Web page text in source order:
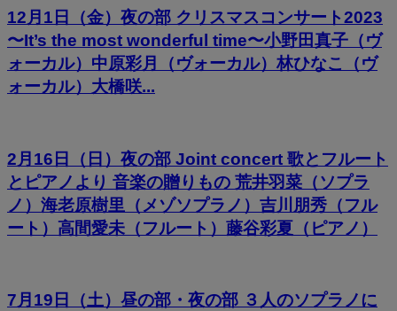
12月1日（金）夜の部 クリスマスコンサート2023
〜It’s the most wonderful time〜小野田真子（ヴ
ォーカル）中原彩月（ヴォーカル）林ひなこ（ヴ
ォーカル）大橋咲...
2月16日（日）夜の部 Joint concert 歌とフルート
とピアノより 音楽の贈りもの 荒井羽菜（ソプラ
ノ）海老原樹里（メゾソプラノ）吉川朋秀（フル
ート）高間愛未（フルート）藤谷彩夏（ピアノ）
7月19日（土）昼の部・夜の部 ３人のソプラノに